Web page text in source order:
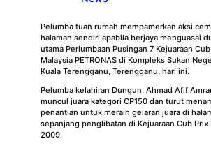
Pelumba tuan rumah mempamerkan aksi
halaman sendiri apabila berjaya menguasai
utama Perlumbaan Pusingan 7 Kejuaraan
Malaysia PETRONAS di Kompleks Sukan
Kuala Terengganu, Terengganu, hari ini.
Pelumba kelahiran Dungun, Ahmad Afif
muncul juara kategori CP150 dan turut
penantian untuk meraih gelaran juara di
sepanjang penglibatan di Kejuaraan Cub
2009.